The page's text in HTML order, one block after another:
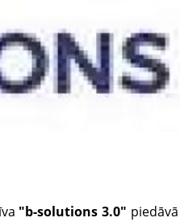
"b-solutions 3.0"